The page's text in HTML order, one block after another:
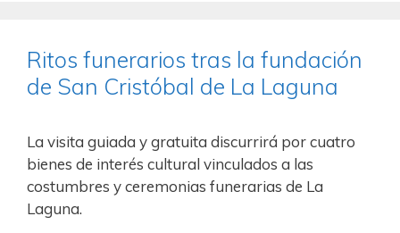
Ritos funerarios tras la fundación
de San Cristóbal de La Laguna
La visita guiada y gratuita discurrirá por cuatro
bienes de interés cultural vinculados a las
costumbres y ceremonias funerarias de La
Laguna.